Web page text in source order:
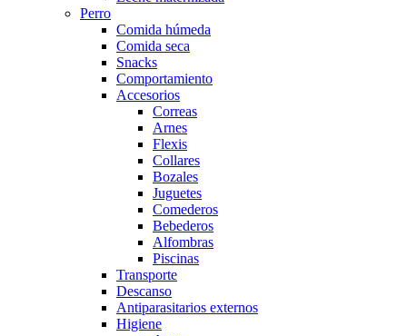
Perro
Comida húmeda
Comida seca
Snacks
Comportamiento
Accesorios
Correas
Arnes
Flexis
Collares
Bozales
Juguetes
Comederos
Bebederos
Alfombras
Piscinas
Transporte
Descanso
Antiparasitarios externos
Higiene